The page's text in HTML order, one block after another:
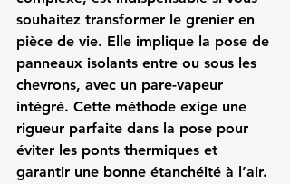
souhaitez transformer le grenier en
pièce de vie. Elle implique la pose de
panneaux isolants entre ou sous les
chevrons, avec un pare-vapeur
intégré. Cette méthode exige une
rigueur parfaite dans la pose pour
éviter les ponts thermiques et
garantir une bonne étanchéité à l’air.